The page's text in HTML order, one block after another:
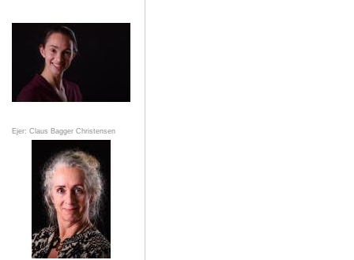
Ejer: Claus Bagger Christensen